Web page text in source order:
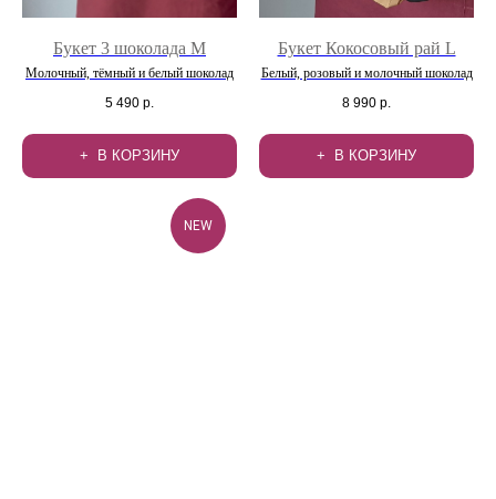
Букет 3 шоколада М
Молочный, тёмный и белый шоколад
5 490 р.
В КОРЗИНУ
Букет Кокосовый рай L
Белый, розовый и молочный шоколад
8 990 р.
В КОРЗИНУ
NEW